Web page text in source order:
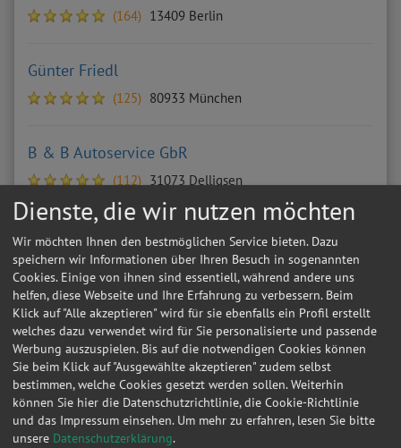
(164) 13409 Berlin
Günter Friedl
(125) 80933 München
B & B Autoservice GbR
(112) 31073 Delligsen
KFZ Werkstatt und Handel Tewel UG
(102) 29643 Neuenkirchen
Rohde Autotechnik UG
(98) 21079 Hamburg
1 2 3 4 5 6 7 8 9 10 »
Dienste, die wir nutzen möchten
Wir möchten Ihnen den bestmöglichen Service bieten. Dazu
speichern wir Informationen über Ihren Besuch in sogenannten
Cookies. Einige von ihnen sind essentiell, während andere uns
helfen, diese Webseite und Ihre Erfahrung zu verbessern. Beim
Klick auf "Alle akzeptieren" wird für sie ebenfalls ein Profil erstellt
welches dazu verwendet wird für Sie personalisierte und passende
Werbung auszuspielen. Bis auf die notwendigen Cookies können
Sie beim Klick auf "Ausgewählte akzeptieren" zudem selbst
bestimmen, welche Cookies gesetzt werden sollen. Weiterhin
können Sie hier die Datenschutzrichtlinie, die Cookie-Richtlinie
und das Impressum einsehen. Um mehr zu erfahren, lesen Sie bitte
unsere Datenschutzerklärung.